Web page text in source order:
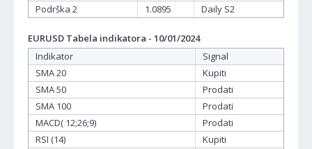
Podrška 2
1.0895 Daily S2
EURUSD Tabela indikatora - 10/01/2024
Indikator
Signal
SMA 20
Kupiti
SMA 50
Prodati
SMA 100
Prodati
MACD( 12;26;9)
Prodati
RSI (14)
Kupiti